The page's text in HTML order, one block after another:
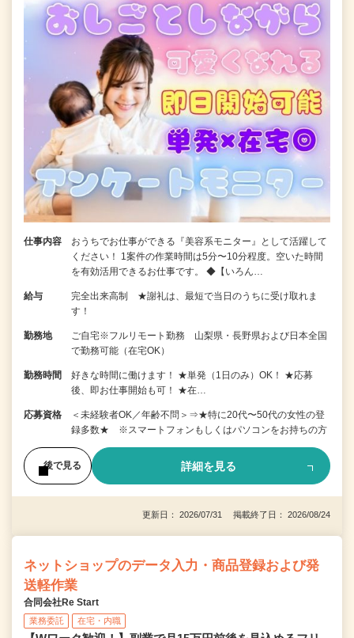
仕事内容
おうちでお仕事ができる『美容系モニター』として活躍して
ください！ 1案件の作業時間は5分〜10分程度。空いた時間
を有効活用できるお仕事です。 ◆【いろん…
給与
完全出来高制 ★謝礼は、最短で当日のうちに受け取れま
す！
勤務地
ご自宅※フルリモート勤務 山梨県・長野県および日本全国
で勤務可能（在宅OK）
勤務時間
好きな時間に働けます！ ★単発（1日のみ）OK！ ★応募
後、即お仕事開始も可！ ★在…
応募資格
＜未経験者OK／年齢不問＞⇒★特に20代〜50代の女性の登
録多数★ ※スマートフォンもしくはパソコンをお持ちの方
後で見る 詳細を見る
更新日： 2026/07/31 掲載終了日： 2026/08/24
ネットショップのデータ入力・商品登録および発
送軽作業
合同会社Re Start
業務委託 在宅・内職